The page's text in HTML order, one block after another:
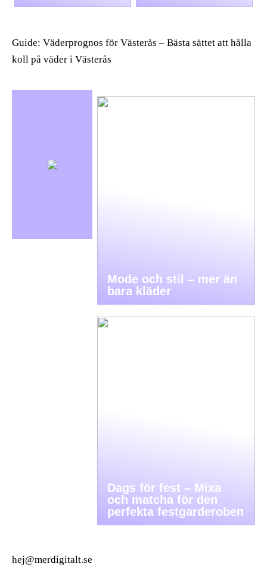
Guide: Väderprognos för Västerås – Bästa sättet att hålla
koll på väder i Västerås
Mode och stil – mer än
bara kläder
Dags för fest – Mixa
och matcha för den
perfekta festgarderoben
hej@merdigitalt.se